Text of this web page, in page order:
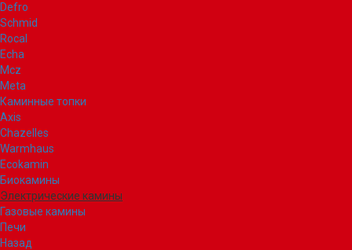
Defro
Schmid
Rocal
Echa
Mcz
Meta
Каминные топки
Axis
Chazelles
Warmhaus
Ecokamin
Биокамины
Электрические камины
Газовые камины
Печи
Назад